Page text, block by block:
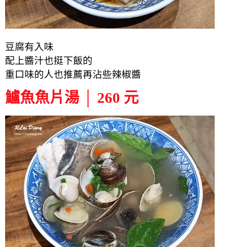
豆腐有入味
配上醬汁也挺下飯的
重口味的人也推薦再沾些辣椒醬
鱸魚魚片湯 │ 260 元